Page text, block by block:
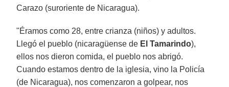
Carazo (suroriente de Nicaragua).
"Éramos como 28, entre crianza (niños) y adultos.
Llegó el pueblo (nicaragüense de El Tamarindo),
ellos nos dieron comida, el pueblo nos abrigó.
Cuando estamos dentro de la iglesia, vino la Policía
(de Nicaragua), nos comenzaron a golpear, nos